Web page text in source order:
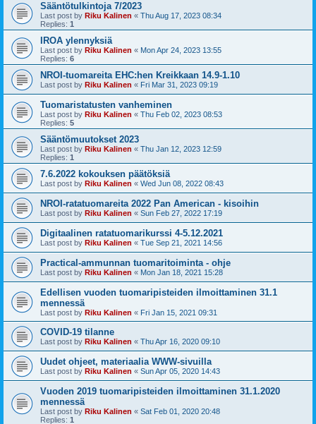
Sääntötulkintoja 7/2023
Last post by Riku Kalinen « Thu Aug 17, 2023 08:34
Replies: 1
IROA ylennyksiä
Last post by Riku Kalinen « Mon Apr 24, 2023 13:55
Replies: 6
NROI-tuomareita EHC:hen Kreikkaan 14.9-1.10
Last post by Riku Kalinen « Fri Mar 31, 2023 09:19
Tuomaristatusten vanheminen
Last post by Riku Kalinen « Thu Feb 02, 2023 08:53
Replies: 5
Sääntömuutokset 2023
Last post by Riku Kalinen « Thu Jan 12, 2023 12:59
Replies: 1
7.6.2022 kokouksen päätöksiä
Last post by Riku Kalinen « Wed Jun 08, 2022 08:43
NROI-ratatuomareita 2022 Pan American - kisoihin
Last post by Riku Kalinen « Sun Feb 27, 2022 17:19
Digitaalinen ratatuomarikurssi 4-5.12.2021
Last post by Riku Kalinen « Tue Sep 21, 2021 14:56
Practical-ammunnan tuomaritoiminta - ohje
Last post by Riku Kalinen « Mon Jan 18, 2021 15:28
Edellisen vuoden tuomaripisteiden ilmoittaminen 31.1
mennessä
Last post by Riku Kalinen « Fri Jan 15, 2021 09:31
COVID-19 tilanne
Last post by Riku Kalinen « Thu Apr 16, 2020 09:10
Uudet ohjeet, materiaalia WWW-sivuilla
Last post by Riku Kalinen « Sun Apr 05, 2020 14:43
Vuoden 2019 tuomaripisteiden ilmoittaminen 31.1.2020
mennessä
Last post by Riku Kalinen « Sat Feb 01, 2020 20:48
Replies: 1